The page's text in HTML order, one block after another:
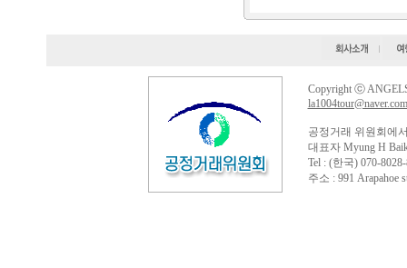
Copyright ⓒ
la1004tour@naver.com
공정거래 위원회에
대표자 Myung H
Tel : (한국) 070-
주소 : 991 Arapahoe